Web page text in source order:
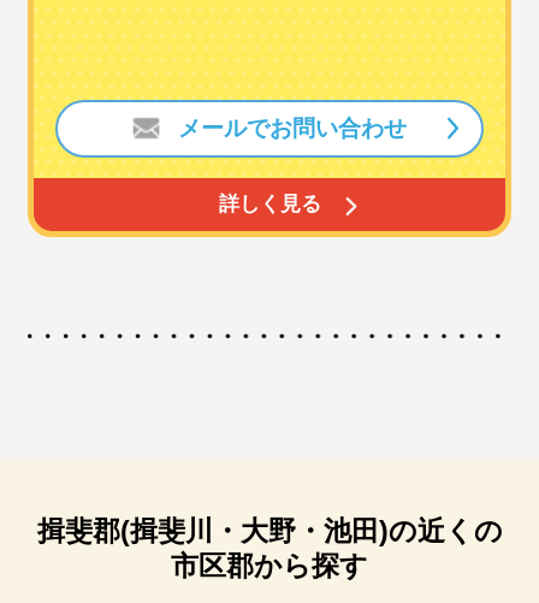
詳しく見る
メールでお問い合わせ
揖斐郡(揖斐川・大野・池田)の近くの
市区郡から探す